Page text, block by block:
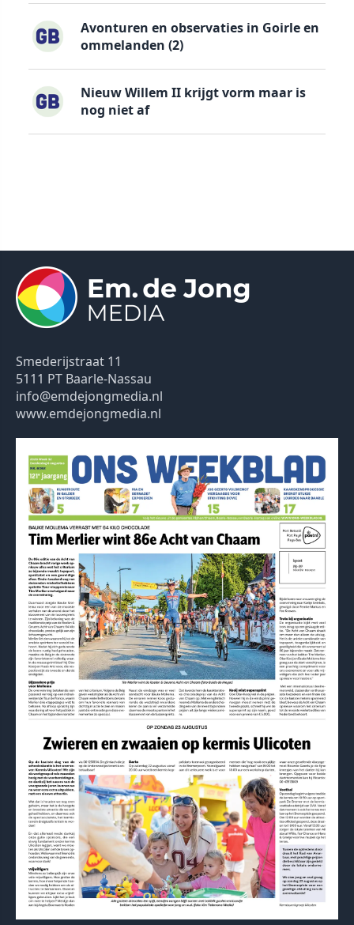
Avonturen en observaties in Goirle en
ommelanden (2)
Nieuw Willem II krijgt vorm maar is
nog niet af
Smederijstraat 11
5111 PT Baarle-Nassau
info@emdejongmedia.nl
www.emdejongmedia.nl